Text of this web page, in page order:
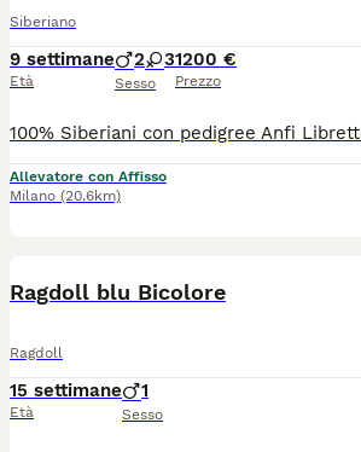
Siberiano
9 settimane
Età
2 3
Sesso
1200 €
Prezzo
Allevatore con Affisso
Milano (20.6km)
Ragdoll blu Bicolore
Ragdoll
15 settimane
Età
1
Sesso